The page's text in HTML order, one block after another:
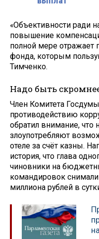
«Объективности ради
повышение
полной мере отражает
фонда, которым
Тимченко.
Надо быть
Член Комитета
противодействию
обратил внимание, что
злоупотребляют
отеле за счёт казны.
история, что глава
чиновники на
командировок
миллиона рублей в